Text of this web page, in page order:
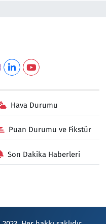
Hava Durumu
Puan Durumu ve Fikstür
Son Dakika Haberleri